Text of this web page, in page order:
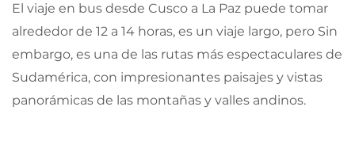
El viaje en bus desde Cusco a La Paz puede tomar
alrededor de 12 a 14 horas, es un viaje largo, pero Sin
embargo, es una de las rutas más espectaculares de
Sudamérica, con impresionantes paisajes y vistas
panorámicas de las montañas y valles andinos.